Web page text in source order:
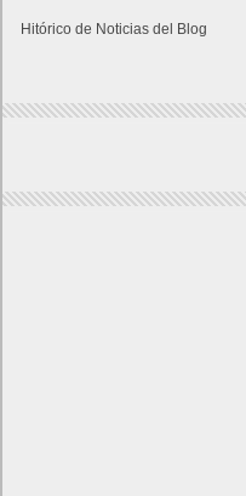
Hitórico de Noticias del Blog